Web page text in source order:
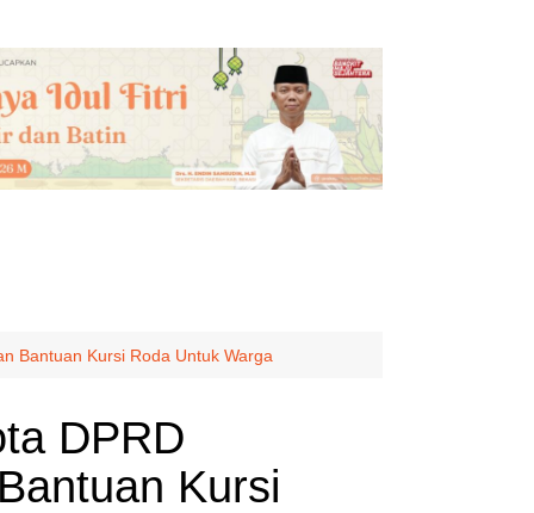
Bantuan Kursi Roda Untuk Warga
DPRD
Kursi